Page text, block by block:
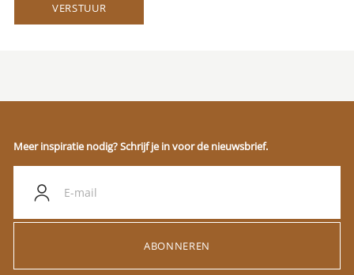
VERSTUUR
Meer inspiratie nodig? Schrijf je in voor de nieuwsbrief.
ABONNEREN